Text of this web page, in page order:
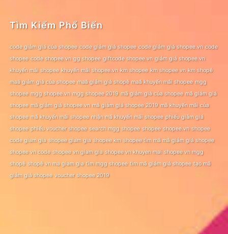
Tìm Kiếm Phổ Biến
code giảm giá của shopee code giảm giá shopee code giảm giá shopee.vn code
shopee code shopee.vn gg shopee giftcode shopee.vn giảm giá shopee.vn
khuyến mãi shopee khuyến mãi shopee.vn km shopee km shopee vn km shopê
maã giảm giá của shopee maã giảm giá shopê maã khuyến mãi shopee mgg
shopee mgg shopee.vn mgg shopee 2019 mã giảm giá của shopee mã giảm giá
shopee mã giảm giá shopee.vn mã giảm giá shopee 2019 mã khuyến mãi của
shopee mã khuyến mãi shopee nhận mã khuyến mãi shopee phiếu giảm giá
shopee phiếu voucher shopee search mgg shopee shopee shopee.vn shopee
code giam gia shopee giam gia shopee km shopee tìm mã mã giảm giá shopee
shopee vn code shopee vn giam gia shopee vn khuyen mai shopee vn mgg
shopê shopê vn ma giam gia tìm mgg shopee tìm mã giảm giá shopee tạo mã
giảm giá shopee voucher shopee 2019